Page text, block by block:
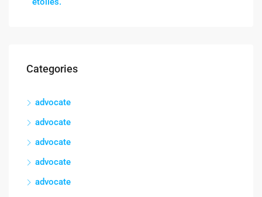
Categories
advocate
advocate
advocate
advocate
advocate